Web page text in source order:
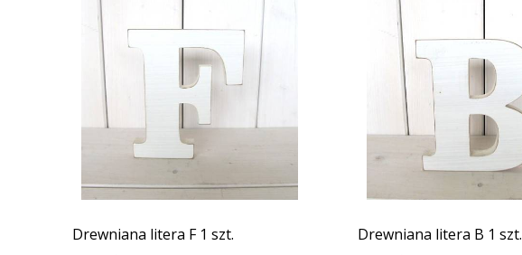
Drewniana litera F 1 szt. Drewniana litera B 1 szt.